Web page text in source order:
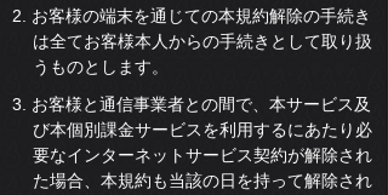
2. お客様の端末を通じての本規約解除の手続き
は全てお客様本人からの手続きとして取り扱
うものとします。
3. お客様と通信事業者との間で、本サービス及
び本個別課金サービスを利用するにあたり必
要なインターネットサービス契約が解除され
た場合、本規約も当該の日を持って解除され